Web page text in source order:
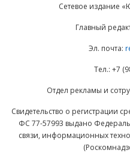
Сетевое издание
Главный
Эл. почта:
Тел.: +7
Отдел рекламы и
Свидетельство о регистрации
ФС 77-57993 выдано
связи, информационных